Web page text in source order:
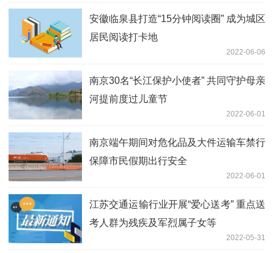
安徽临泉县打造“15分钟阅读圈” 成为城区
居民阅读打卡地
2022-06-06
南京30名“长江保护小使者” 共同守护母亲
河提前度过儿童节
2022-06-01
南京端午期间对危化品及大件运输车禁行
保障市民假期出行安全
2022-06-01
江苏交通运输行业开展“爱心送考” 重点送
考人群为残疾及军烈属子女等
2022-05-31